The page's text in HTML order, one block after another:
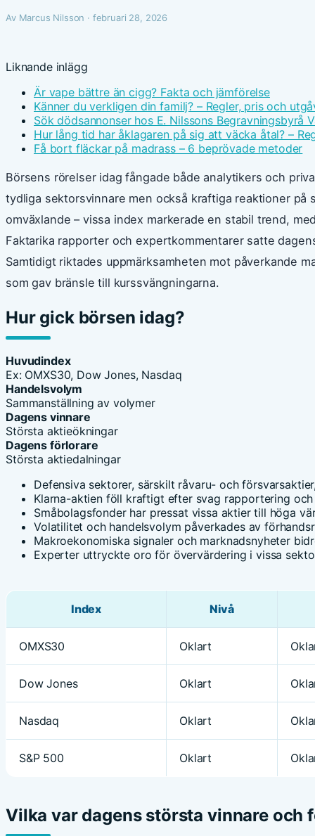
Av Marcus Nilsson · februari 28, 2026
Liknande inlägg
Är vape bättre än cigg? Fakta och jämförelse
Känner du verkligen din familj? – Regler, pris och
Sök dödsannonser hos E. Nilssons Begravningsbyrå
Hur lång tid har åklagaren på sig att väcka åtal? –
Få bort fläckar på madrass – 6 beprövade metoder
Börsens rörelser idag fångade både analytikers och
tydliga sektorsvinnare men också kraftiga reaktioner på
omväxlande – vissa index markerade en stabil trend,
Faktarika rapporter och expertkommentarer satte
Samtidigt riktades uppmärksamheten mot påverkande
som gav bränsle till kurssvängningarna.
Hur gick börsen idag?
Huvudindex
Ex: OMXS30, Dow Jones, Nasdaq
Handelsvolym
Sammanställning av volymer
Dagens vinnare
Största aktieökningar
Dagens förlorare
Största aktiedalningar
Defensiva sektorer, särskilt råvaru- och
Klarna-aktien föll kraftigt efter svag rapportering
Småbolagsfonder har pressat vissa aktier till höga
Volatilitet och handelsvolym påverkades av
Makroekonomiska signaler och marknadsnyheter
Experter uttryckte oro för övervärdering i vissa
Index Nivå
OMXS30 Oklart
Dow Jones Oklart
Nasdaq Oklart
S&P 500 Oklart
Vilka var dagens största vinnare och